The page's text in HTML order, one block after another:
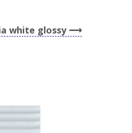
white glossy